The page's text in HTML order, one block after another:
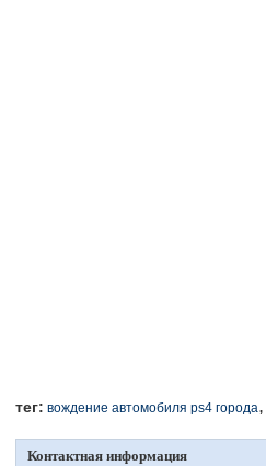
тег: вождение автомобиля ps4 города,
Контактная информация